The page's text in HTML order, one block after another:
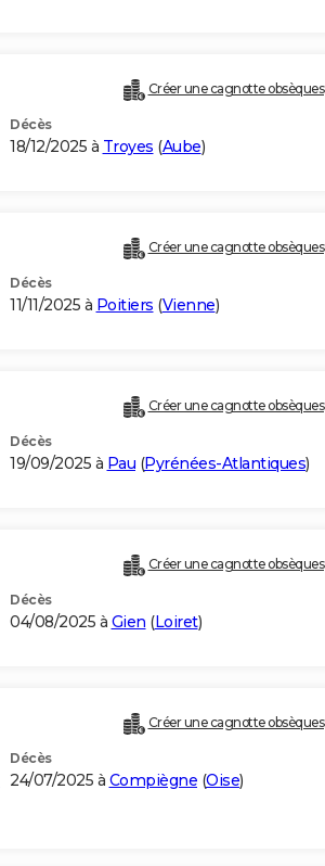
Créer une cagnotte obsèques
Décès
18/12/2025 à Troyes (Aube)
Créer une cagnotte obsèques
Décès
11/11/2025 à Poitiers (Vienne)
Créer une cagnotte obsèques
Décès
19/09/2025 à Pau (Pyrénées-Atlantiques)
Créer une cagnotte obsèques
Décès
04/08/2025 à Gien (Loiret)
Créer une cagnotte obsèques
Décès
24/07/2025 à Compiègne (Oise)